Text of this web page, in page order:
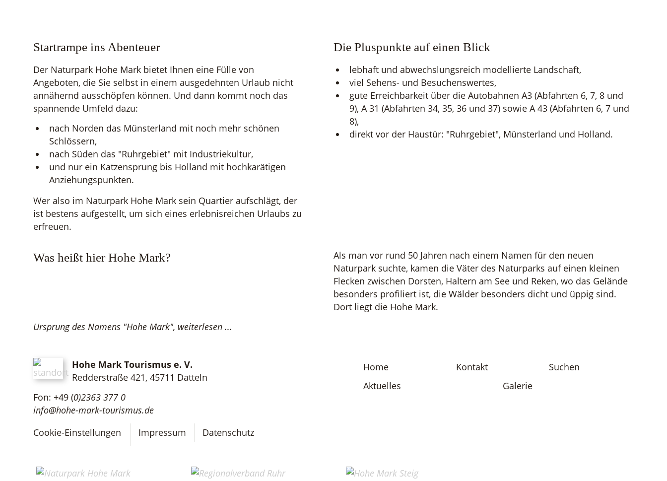
Startrampe ins Abenteuer
Der Naturpark Hohe Mark bietet Ihnen eine Fülle von
Angeboten, die Sie selbst in einem ausgedehnten Urlaub nicht
annähernd ausschöpfen können. Und dann kommt noch das
spannende Umfeld dazu:
nach Norden das Münsterland mit noch mehr schönen
Schlössern,
nach Süden das "Ruhrgebiet" mit Industriekultur,
und nur ein Katzensprung bis Holland mit hochkarätigen
Anziehungspunkten.
Wer also im Naturpark Hohe Mark sein Quartier aufschlägt, der
ist bestens aufgestellt, um sich eines erlebnisreichen Urlaubs zu
erfreuen.
Die Pluspunkte auf einen Blick
lebhaft und abwechslungsreich modellierte Landschaft,
viel Sehens- und Besuchenswertes,
gute Erreichbarkeit über die Autobahnen A3 (Abfahrten 6, 7, 8 und
9), A 31 (Abfahrten 34, 35, 36 und 37) sowie A 43 (Abfahrten 6, 7 und
8),
direkt vor der Haustür: "Ruhrgebiet", Münsterland und Holland.
Was heißt hier Hohe Mark?
Als man vor rund 50 Jahren nach einem Namen für den neuen
Naturpark suchte, kamen die Väter des Naturparks auf einen kleinen
Flecken zwischen Dorsten, Haltern am See und Reken, wo das Gelände
besonders profiliert ist, die Wälder besonders dicht und üppig sind.
Dort liegt die Hohe Mark.
Ursprung des Namens "Hohe Mark", weiterlesen ...
Hohe Mark Tourismus e. V.
Redderstraße 421, 45711 Datteln
Fon: +49 (0)2363 377 0
info@hohe-mark-tourismus.de
Cookie-Einstellungen
Impressum Datenschutz
Home Kontakt
Suchen
Aktuelles
Galerie